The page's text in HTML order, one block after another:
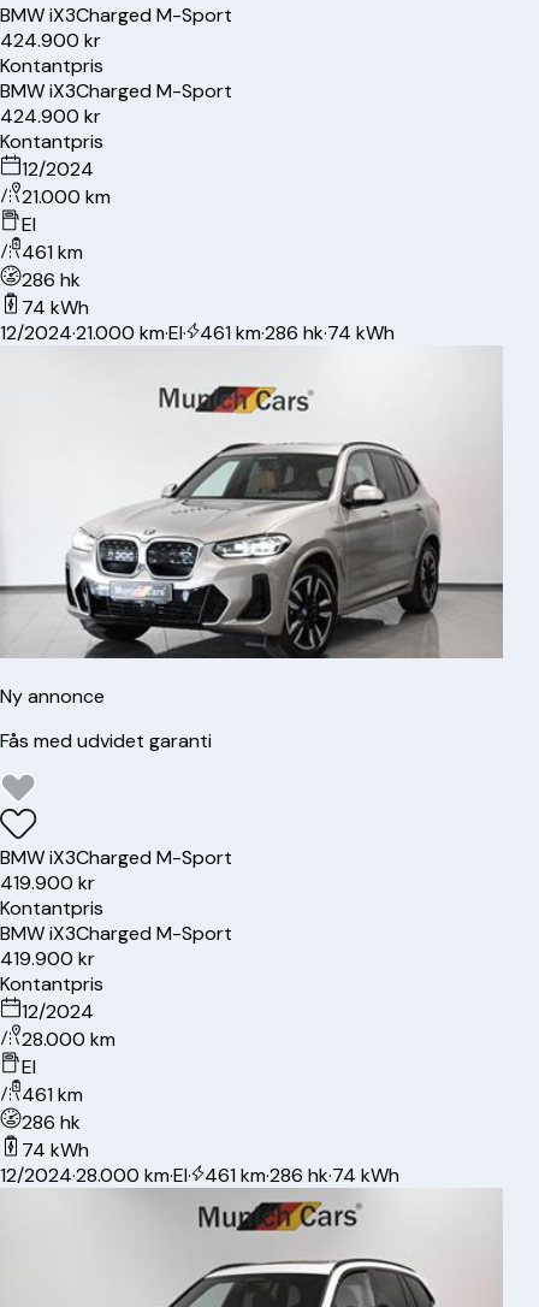
BMWiX3Charged M-Sport
424.900 kr
Kontantpris
BMWiX3Charged M-Sport
424.900 kr
Kontantpris
12/2024
21.000 km
El
461 km
286 hk
74 kWh
12/2024·21.000 km·El· 461 km·286 hk·74 kWh
Ny annonce
Fås med udvidet garanti
BMWiX3Charged M-Sport
419.900 kr
Kontantpris
BMWiX3Charged M-Sport
419.900 kr
Kontantpris
12/2024
28.000 km
El
461 km
286 hk
74 kWh
12/2024·28.000 km·El· 461 km·286 hk·74 kWh